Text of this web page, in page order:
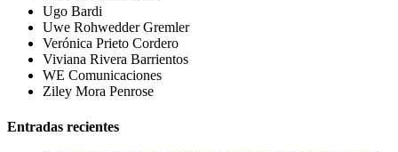
Ugo Bardi
Uwe Rohwedder Gremler
Verónica Prieto Cordero
Viviana Rivera Barrientos
WE Comunicaciones
Ziley Mora Penrose
Entradas recientes